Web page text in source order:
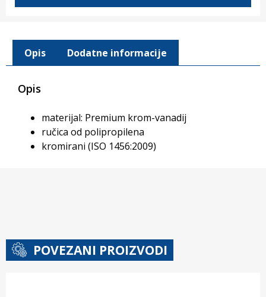
Opis Dodatne informacije
Opis
materijal: Premium krom-vanadij
ručica od polipropilena
kromirani (ISO 1456:2009)
POVEZANI PROIZVODI